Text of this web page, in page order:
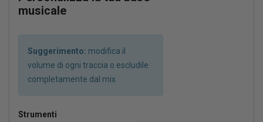
musicale
Suggerimento: modifica il
volume di ogni traccia o escludile
completamente dal mix
Strumenti